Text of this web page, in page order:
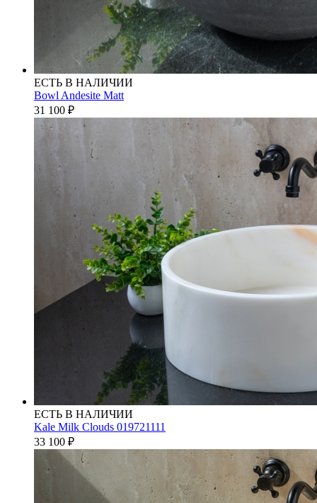
ЕСТЬ В НАЛИЧИИ
Bowl Andesite Matt
31 100 ₽
ЕСТЬ В НАЛИЧИИ
Kale Milk Clouds 019721111
33 100 ₽